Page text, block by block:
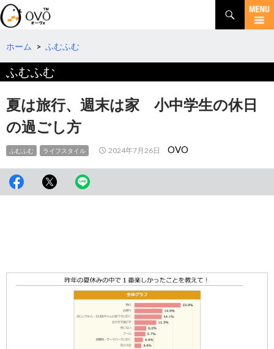
検
索
コ
テ
へ
移
動
ホーム > ふむふむ
ふむふむ
夏は旅行、週末は家 小中学生の休日
の過ごし方
ふむふむ ライフスタイル 2024年7月26日 OVO